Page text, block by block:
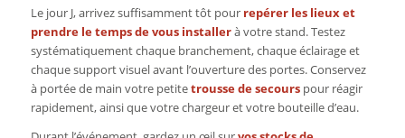
Le jour J, arrivez suffisamment tôt pour repérer les lieux et
prendre le temps de vous installerà votre stand. Testez
systématiquement chaque branchement, chaque éclairage et
chaque support visuel avant l’ouverture des portes. Conservez
à portée de main votre petitetrousse de secourspour réagir
rapidement, ainsi que votre chargeur et votre bouteille d’eau.